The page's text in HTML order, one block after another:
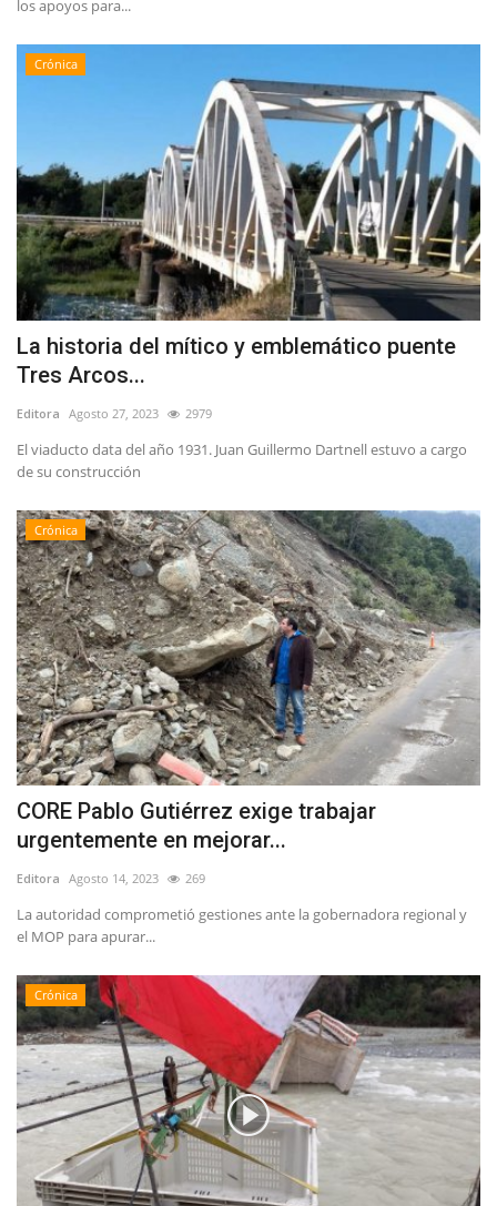
los apoyos para...
Crónica
La historia del mítico y emblemático puente
Tres Arcos...
Editora Agosto 27, 2023 2979
El viaducto data del año 1931. Juan Guillermo Dartnell estuvo a cargo
de su construcción
Crónica
CORE Pablo Gutiérrez exige trabajar
urgentemente en mejorar...
Editora Agosto 14, 2023 269
La autoridad comprometió gestiones ante la gobernadora regional y
el MOP para apurar...
Crónica